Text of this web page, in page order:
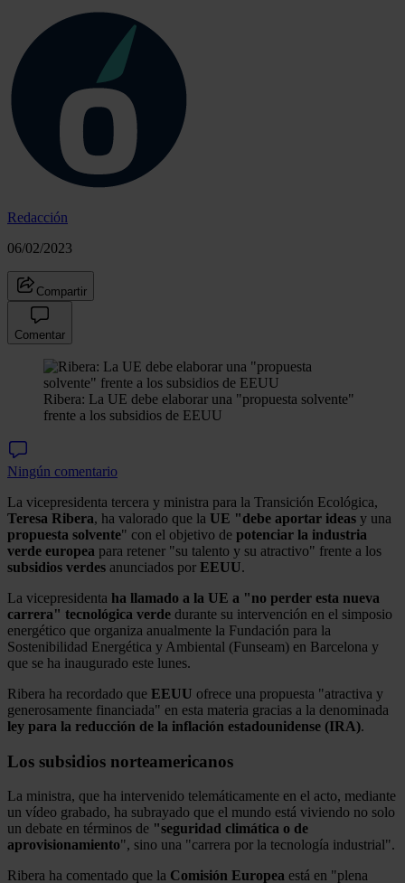
Redacción
06/02/2023
Compartir
Comentar
Ribera: La UE debe elaborar una "propuesta solvente"
frente a los subsidios de EEUU
Ningún comentario
La vicepresidenta tercera y ministra para la Transición Ecológica,
Teresa Ribera, ha valorado que la UE "debe aportar ideas y una
propuesta solvente" con el objetivo de potenciar la industria
verde europea para retener "su talento y su atractivo" frente a los
subsidios verdes anunciados por EEUU.
La vicepresidenta ha llamado a la UE a "no perder esta nueva
carrera" tecnológica verde durante su intervención en el simposio
energético que organiza anualmente la Fundación para la
Sostenibilidad Energética y Ambiental (Funseam) en Barcelona y
que se ha inaugurado este lunes.
Ribera ha recordado que EEUU ofrece una propuesta "atractiva y
generosamente financiada" en esta materia gracias a la denominada
ley para la reducción de la inflación estadounidense (IRA).
Los subsidios norteamericanos
La ministra, que ha intervenido telemáticamente en el acto, mediante
un vídeo grabado, ha subrayado que el mundo está viviendo no solo
un debate en términos de "seguridad climática o de
aprovisionamiento", sino una "carrera por la tecnología industrial".
Ribera ha comentado que la Comisión Europea está en "plena